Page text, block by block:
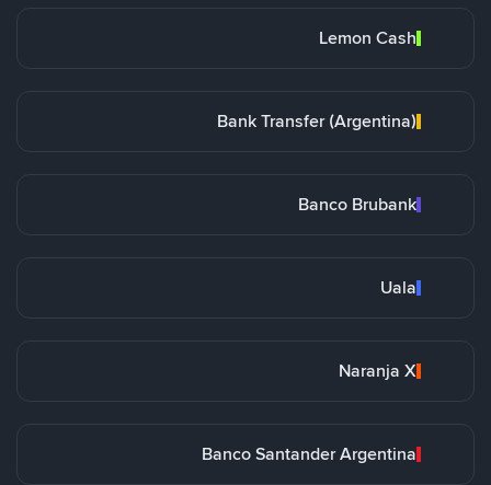
Lemon Cash
Bank Transfer (Argentina)
Banco Brubank
Uala
Naranja X
Banco Santander Argentina